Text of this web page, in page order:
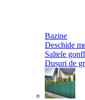
Bazine
Deschide
Saltele
Dușuri de